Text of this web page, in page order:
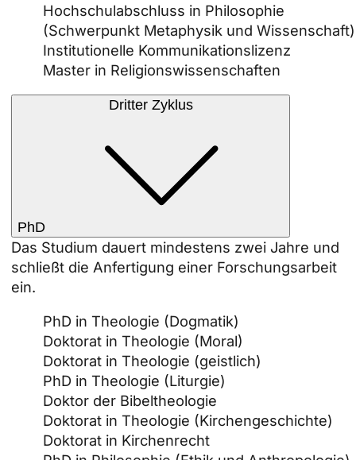
Hochschulabschluss in Philosophie
(Schwerpunkt Metaphysik und Wissenschaft)
Institutionelle Kommunikationslizenz
Master in Religionswissenschaften
Dritter Zyklus
PhD
Das Studium dauert mindestens zwei Jahre und
schließt die Anfertigung einer Forschungsarbeit
ein.
PhD in Theologie (Dogmatik)
Doktorat in Theologie (Moral)
Doktorat in Theologie (geistlich)
PhD in Theologie (Liturgie)
Doktor der Bibeltheologie
Doktorat in Theologie (Kirchengeschichte)
Doktorat in Kirchenrecht